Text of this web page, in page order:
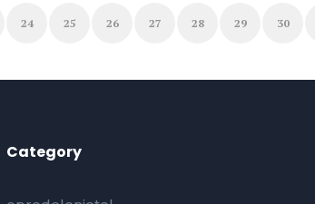
24 25 26 27 28 29 30
Category